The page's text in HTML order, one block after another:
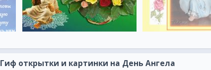
Гиф открытки и картинки на День Ангела